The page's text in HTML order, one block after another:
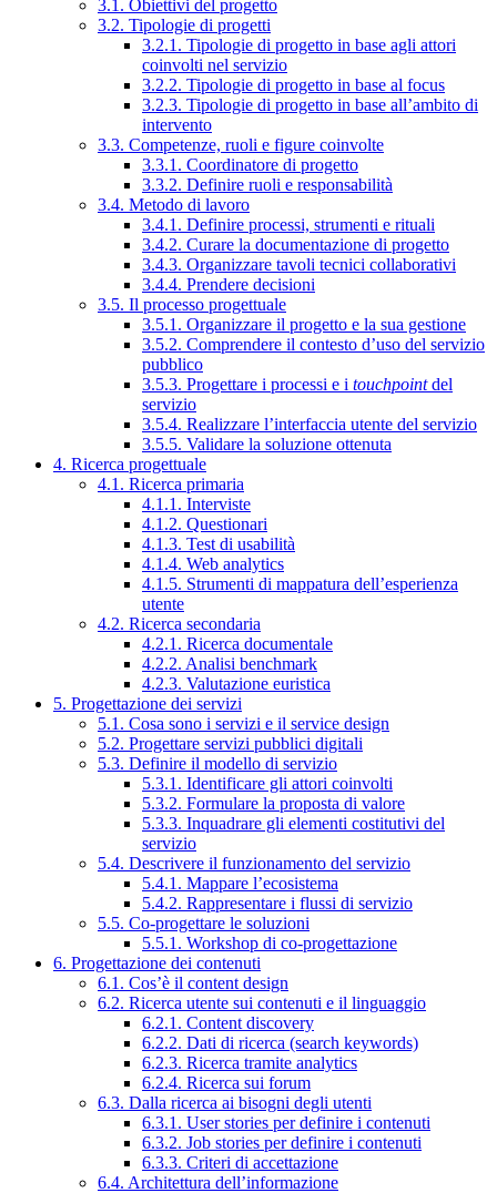
3.1. Obiettivi del progetto
3.2. Tipologie di progetti
3.2.1. Tipologie di progetto in base agli attori
coinvolti nel servizio
3.2.2. Tipologie di progetto in base al focus
3.2.3. Tipologie di progetto in base all’ambito di
intervento
3.3. Competenze, ruoli e figure coinvolte
3.3.1. Coordinatore di progetto
3.3.2. Definire ruoli e responsabilità
3.4. Metodo di lavoro
3.4.1. Definire processi, strumenti e rituali
3.4.2. Curare la documentazione di progetto
3.4.3. Organizzare tavoli tecnici collaborativi
3.4.4. Prendere decisioni
3.5. Il processo progettuale
3.5.1. Organizzare il progetto e la sua gestione
3.5.2. Comprendere il contesto d’uso del servizio
pubblico
3.5.3. Progettare i processi e i touchpointdel
servizio
3.5.4. Realizzare l’interfaccia utente del servizio
3.5.5. Validare la soluzione ottenuta
4. Ricerca progettuale
4.1. Ricerca primaria
4.1.1. Interviste
4.1.2. Questionari
4.1.3. Test di usabilità
4.1.4. Web analytics
4.1.5. Strumenti di mappatura dell’esperienza
utente
4.2. Ricerca secondaria
4.2.1. Ricerca documentale
4.2.2. Analisi benchmark
4.2.3. Valutazione euristica
5. Progettazione dei servizi
5.1. Cosa sono i servizi e il service design
5.2. Progettare servizi pubblici digitali
5.3. Definire il modello di servizio
5.3.1. Identificare gli attori coinvolti
5.3.2. Formulare la proposta di valore
5.3.3. Inquadrare gli elementi costitutivi del
servizio
5.4. Descrivere il funzionamento del servizio
5.4.1. Mappare l’ecosistema
5.4.2. Rappresentare i flussi di servizio
5.5. Co-progettare le soluzioni
5.5.1. Workshop di co-progettazione
6. Progettazione dei contenuti
6.1. Cos’è il content design
6.2. Ricerca utente sui contenuti e il linguaggio
6.2.1. Content discovery
6.2.2. Dati di ricerca (search keywords)
6.2.3. Ricerca tramite analytics
6.2.4. Ricerca sui forum
6.3. Dalla ricerca ai bisogni degli utenti
6.3.1. User stories per definire i contenuti
6.3.2. Job stories per definire i contenuti
6.3.3. Criteri di accettazione
6.4. Architettura dell’informazione